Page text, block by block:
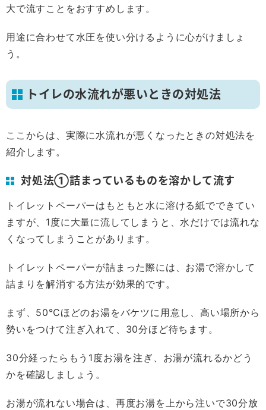
大で流すことをおすすめします。
用途に合わせて水圧を使い分けるように心がけましょ
う。
トイレの水流れが悪いときの対処法
ここからは、実際に水流れが悪くなったときの対処法を
紹介します。
対処法①詰まっているものを溶かして流す
トイレットペーパーはもともと水に溶ける紙でできてい
ますが、1度に大量に流してしまうと、水だけでは流れな
くなってしまうことがあります。
トイレットペーパーが詰まった際には、お湯で溶かして
詰まりを解消する方法が効果的です。
まず、50℃ほどのお湯をバケツに用意し、高い場所から
勢いをつけて注ぎ入れて、30分ほど待ちます。
30分経ったらもう1度お湯を注ぎ、お湯が流れるかどう
かを確認しましょう。
お湯が流れない場合は、再度お湯を上から注いで30分放